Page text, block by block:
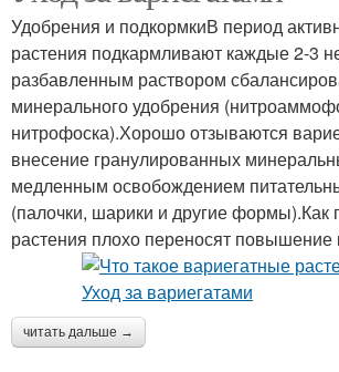
Удобрения и подкормкиВ период
растения подкармливают каждые 2-3
разбавленным раствором
минерального удобрения
нитрофоска).Хорошо отзываются
внесение гранулированных
медленным освобождением
(палочки, шарики и другие формы).Как
растения плохо переносят повышение
читать дальше →